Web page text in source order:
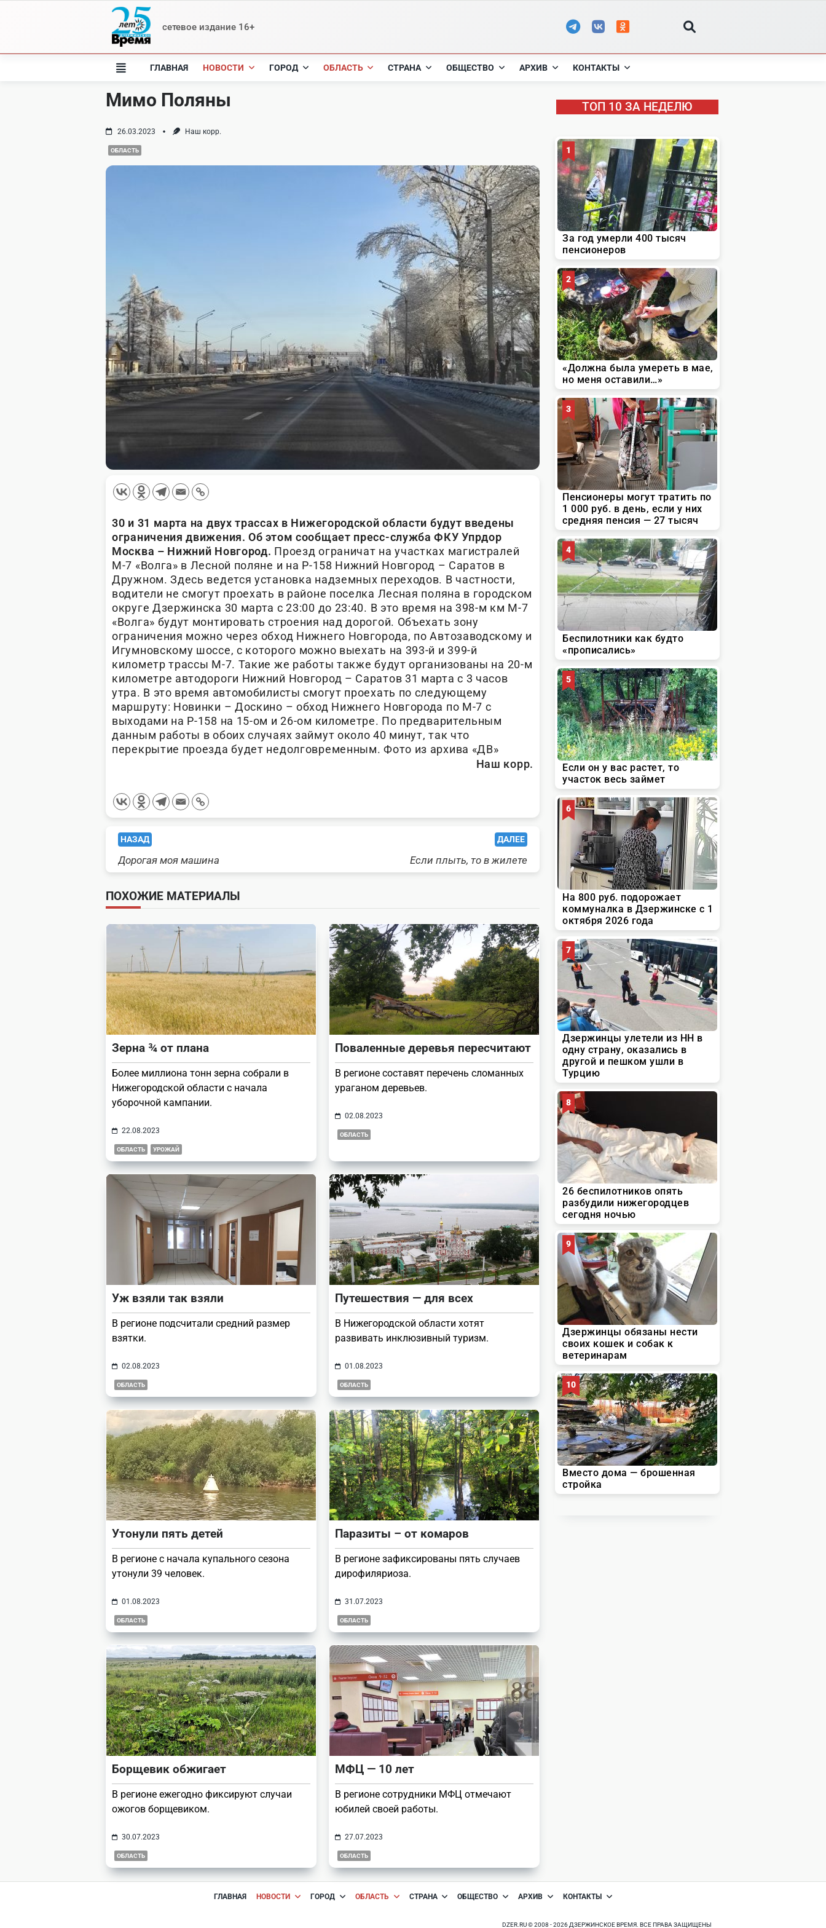
сетевое издание 16+
ГЛАВНАЯ НОВОСТИ ГОРОД ОБЛАСТЬ СТРАНА ОБЩЕСТВО АРХИВ КОНТАКТЫ
Мимо Поляны
26.03.2023 Наш корр.
ОБЛАСТЬ
30 и 31 марта на двух трассах в Нижегородской области будут введены
ограничения движения. Об этом сообщает пресс-служба ФКУ Упрдор
Москва – Нижний Новгород. Проезд ограничат на участках магистралей
М-7 «Волга» в Лесной поляне и на Р-158 Нижний Новгород – Саратов в
Дружном. Здесь ведется установка надземных переходов. В частности,
водители не смогут проехать в районе поселка Лесная поляна в городском
округе Дзержинска 30 марта с 23:00 до 23:40. В это время на 398-м км М-7
«Волга» будут монтировать строения над дорогой. Объехать зону
ограничения можно через обход Нижнего Новгорода, по Автозаводскому и
Игумновскому шоссе, с которого можно выехать на 393-й и 399-й
километр трассы М-7. Такие же работы также будут организованы на 20-м
километре автодороги Нижний Новгород – Саратов 31 марта с 3 часов
утра. В это время автомобилисты смогут проехать по следующему
маршруту: Новинки – Доскино – обход Нижнего Новгорода по М-7 с
выходами на Р-158 на 15-ом и 26-ом километре. По предварительным
данным работы в обоих случаях займут около 40 минут, так что
перекрытие проезда будет недолговременным. Фото из архива «ДВ»
Наш корр.
<span
class="nav-
subtitle
screen-
reader-
text">Page</span>
НАЗАД
Дорогая моя машина
ДАЛЕЕ
Если плыть, то в жилете
ПОХОЖИЕ МАТЕРИАЛЫ
Зерна ¾ от плана
Более миллиона тонн зерна собрали в
Нижегородской области с начала
уборочной кампании.
22.08.2023
ОБЛАСТЬ УРОЖАЙ
Поваленные деревья пересчитают
В регионе составят перечень сломанных
ураганом деревьев.
02.08.2023
ОБЛАСТЬ
Уж взяли так взяли
В регионе подсчитали средний размер
взятки.
02.08.2023
ОБЛАСТЬ
Путешествия — для всех
В Нижегородской области хотят
развивать инклюзивный туризм.
01.08.2023
ОБЛАСТЬ
Утонули пять детей
В регионе с начала купального сезона
утонули 39 человек.
01.08.2023
ОБЛАСТЬ
Паразиты – от комаров
В регионе зафиксированы пять случаев
дирофиляриоза.
31.07.2023
ОБЛАСТЬ
Борщевик обжигает
В регионе ежегодно фиксируют случаи
ожогов борщевиком.
30.07.2023
ОБЛАСТЬ
МФЦ — 10 лет
В регионе сотрудники МФЦ отмечают
юбилей своей работы.
27.07.2023
ОБЛАСТЬ
ТОП 10 ЗА НЕДЕЛЮ
ГЛАВНАЯ НОВОСТИ ГОРОД ОБЛАСТЬ СТРАНА ОБЩЕСТВО АРХИВ КОНТАКТЫ
DZER.RU © 2008 - 2026 ДЗЕРЖИНСКОЕ ВРЕМЯ. ВСЕ ПРАВА ЗАЩИЩЕНЫ